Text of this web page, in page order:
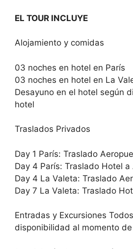
EL TOUR INCLUYE
Alojamiento y comidas
03 noches en hotel en París
03 noches en hotel en La
Desayuno en el hotel según
hotel
Traslados Privados
Day 1 París: Traslado
Day 4 París: Traslado Hotel
Day 4 La Valeta: Traslado
Day 7 La Valeta: Traslado
Entradas y Excursiones
disponibilidad al momento